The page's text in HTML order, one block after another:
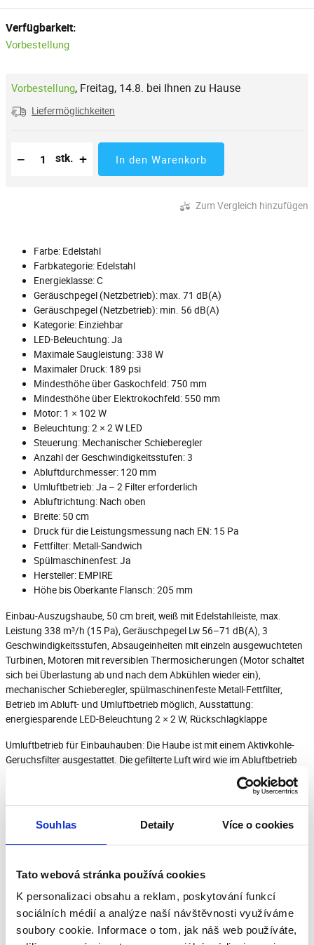
Souhlas Detaily Více o cookies
Tato webová stránka používá cookies
K personalizaci obsahu a reklam, poskytování funkcí
sociálních médií a analýze naší návštěvnosti využíváme
soubory cookie. Informace o tom, jak náš web používáte,
Verfügbarkeit:
Vorbestellung
Vorbestellung, Freitag, 14.8. bei Ihnen zu Hause
Liefermöglichkeiten
−
Reduzierung der Menge
Anzahl der Stücke
stk. + In den Warenkorb
Zum Vergleich hinzufügen
Farbe: Edelstahl
Farbkategorie: Edelstahl
Energieklasse: C
Geräuschpegel (Netzbetrieb): max. 71 dB(A)
Geräuschpegel (Netzbetrieb): min. 56 dB(A)
Kategorie: Einziehbar
LED-Beleuchtung: Ja
Maximale Saugleistung: 338 W
Maximaler Druck: 189 psi
Mindesthöhe über Gaskochfeld: 750 mm
Mindesthöhe über Elektrokochfeld: 550 mm
Motor: 1 × 102 W
Beleuchtung: 2 × 2 W LED
Steuerung: Mechanischer Schieberegler
Anzahl der Geschwindigkeitsstufen: 3
Abluftdurchmesser: 120 mm
Umluftbetrieb: Ja – 2 Filter erforderlich
Abluftrichtung: Nach oben
Breite: 50 cm
Druck für die Leistungsmessung nach EN: 15 Pa
Fettfilter: Metall-Sandwich
Spülmaschinenfest: Ja
Hersteller: EMPIRE
Höhe bis Oberkante Flansch: 205 mm
Einbau-Auszugshaube, 50 cm breit, weiß mit Edelstahlleiste, max.
Leistung 338 m³/h (15 Pa), Geräuschpegel Lw 56–71 dB(A), 3
Geschwindigkeitsstufen, Absaugeinheiten mit einzeln ausgewuchteten
Turbinen, Motoren mit reversiblen Thermosicherungen (Motor schaltet
sich bei Überlastung ab und nach dem Abkühlen wieder ein),
mechanischer Schieberegler, spülmaschinenfeste Metall-Fettfilter,
Betrieb im Abluft- und Umluftbetrieb möglich, Ausstattung:
energiesparende LED-Beleuchtung 2 × 2 W, Rückschlagklappe
Umluftbetrieb für Einbauhauben: Die Haube ist mit einem Aktivkohle-
Geruchsfilter ausgestattet. Die gefilterte Luft wird wie im Abluftbetrieb
über ein durch den gesamten Schrank verlaufendes Rohr abgeführt.
Dieses Rohr endet jedoch nicht mit einem Winkelstück in der Wand,
sondern oberhalb des Schranks, wo wir den Anschluss eines Gitters
empfehlen.
Die Maßzeichnung und die darin enthaltenen Daten entsprechen den
nur zur Veranschaulichung.
Bewertungen unserer Kunden